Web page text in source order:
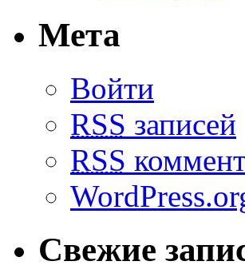
Мета
Войти
RSS записей
RSS
Свежие